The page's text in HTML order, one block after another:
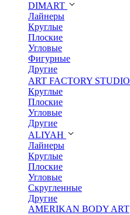
DIMART
Лайнеры
Круглые
Плоские
Угловые
Фигурные
Другие
ART FACTORY STUDIO
Круглые
Плоские
Угловые
Другие
ALIYAH
Лайнеры
Круглые
Плоские
Угловые
Скругленные
Другие
AMERIKAN BODY ART